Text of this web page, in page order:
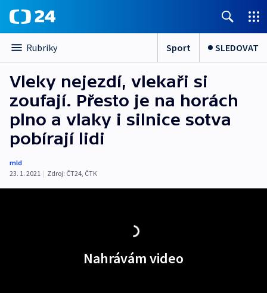
Rubriky Sport SLEDOVAT
Vleky nejezdí, vlekaři si
zoufají. Přesto je na horách
plno a vlaky i silnice sotva
pobírají lidi
mld
23. 1. 2021 | Zdroj: ČT24, ČTK
Nahrávám video